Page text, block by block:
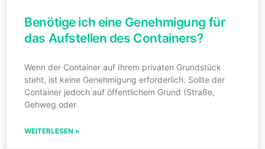
Benötige ich eine Genehmigung für
das Aufstellen des Containers?
Wenn der Container auf Ihrem privaten Grundstück
steht, ist keine Genehmigung erforderlich. Sollte der
Container jedoch auf öffentlichem Grund (Straße,
Gehweg oder
WEITERLESEN »